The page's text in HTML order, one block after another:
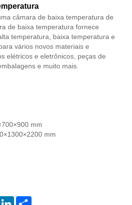
câmara de baixa temperatura de
de baixa temperatura fornece
temperatura, baixa temperatura e
vários novos materiais e
elétricos e eletrônicos, peças de
e muito mais.
mm
mm
LinkedIn